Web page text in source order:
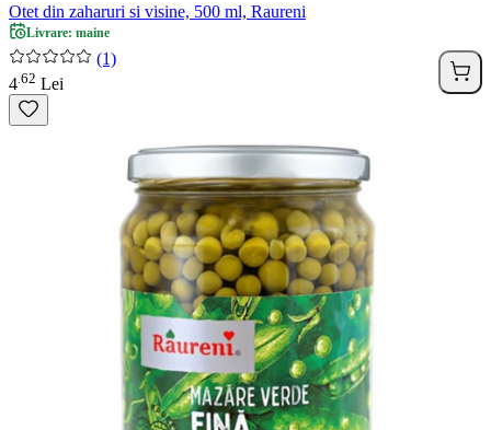
Otet din zaharuri si visine, 500 ml, Raureni
Livrare: maine
(1)
4 62 Lei